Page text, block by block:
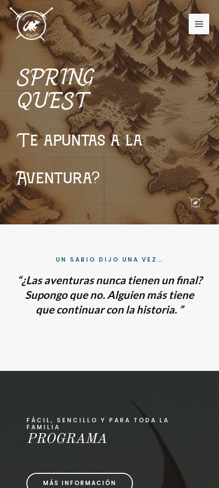
Skip
to
content
SPRING
QUEST
Te apuntas a la
Aventura?
UN SABIO DIJO UNA VEZ…
“¿Las aventuras nunca tienen un final?
Supongo que no. Alguien más tiene
que continuar con la historia. ”
FÁCIL, SENCILLO Y PARA TODA LA
FAMILIA
PROGRAMA
MÁS INFORMACIÓN